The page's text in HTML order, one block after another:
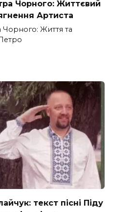
Чорного: Життєвий
Артиста
Чорного: Життя та
текст пісні Піду